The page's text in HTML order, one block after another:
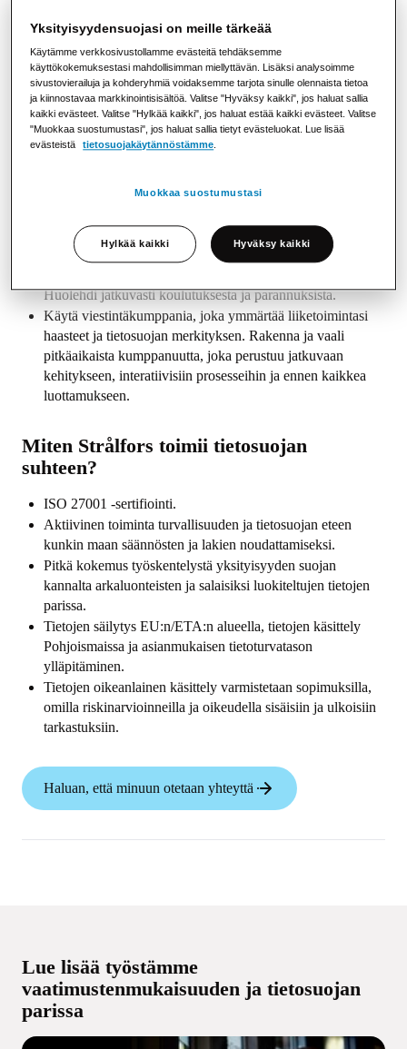
suurten asiakkaiden kanssa, jotka käsittelevät paljon erittäin
palvelumme auttavat yhteistyökumppaneitamme varmistamaan
korkean tietoturvatason sekä hoitamaan saapuvan ja lähtevän
viestinnän nopeasti, turvallisesti ja kustannustehokkaasti.
Yhdessä pienennämme riskejä ja toimimme ennaltaehkäisevästi
tietojen suojaamiseksi.
huolehdi niistä alusta alkaen kaikessa, mitä organisaatio
tekee.
Huolehdi jatkuvasti koulutuksesta ja parannuksista.
Käytä viestintäkumppania, joka ymmärtää liiketoimintasi
haasteet ja tietosuojan merkityksen. Rakenna ja vaali
pitkäaikaista kumppanuutta, joka perustuu jatkuvaan
kehitykseen, interatiivisiin prosesseihin ja ennen kaikkea
luottamukseen.
Miten Strålfors toimii tietosuojan
suhteen?
ISO 27001 -sertifiointi.
Aktiivinen toiminta turvallisuuden ja tietosuojan eteen
kunkin maan säännösten ja lakien noudattamiseksi.
Pitkä kokemus työskentelystä yksityisyyden suojan
kannalta arkaluonteisten ja salaisiksi luokiteltujen tietojen
parissa.
Tietojen säilytys EU:n/ETA:n alueella, tietojen käsittely
Pohjoismaissa ja asianmukaisen tietoturvatason
ylläpitäminen.
Tietojen oikeanlainen käsittely varmistetaan sopimuksilla,
omilla riskinarvioinneilla ja oikeudella sisäisiin ja ulkoisiin
tarkastuksiin.
Haluan, että minuun otetaan yhteyttä
Lue lisää työstämme
vaatimustenmukaisuuden ja tietosuojan
parissa
Yksityisyydensuojasi on meille tärkeää
Käytämme verkkosivustollamme evästeitä tehdäksemme
käyttökokemuksestasi mahdollisimman miellyttävän. Lisäksi analysoimme
sivustovierailuja ja kohderyhmiä voidaksemme tarjota sinulle olennaista tietoa
ja kiinnostavaa markkinointisisältöä. Valitse "Hyväksy kaikki", jos haluat sallia
kaikki evästeet. Valitse "Hylkää kaikki", jos haluat estää kaikki evästeet. Valitse
"Muokkaa suostumustasi", jos haluat sallia tietyt evästeluokat. Lue lisää
evästeistä
tietosuojakäytännöstämme.
Muokkaa suostumustasi
Hylkää kaikki Hyväksy kaikki